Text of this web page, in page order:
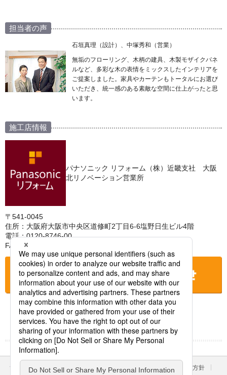
担当者の声
石垣真理（設計）、中塚秀和（営業）
無垢のフローリング、木柄の建具、木製モザイクパネ
ルなど、多彩な木の表情をミックスしたインテリアを
ご提案しました。家具やカーテンもトータルにお選び
いただき、統一感のある素敵な空間に仕上がったと思
います。
施工店情報
パナソニック リフォーム（株）近畿支社 大阪
北リノベーション営業所
〒541-0045
住所：大阪府大阪市中央区道修町2丁目6-6塩野日生ビル4階
電話：0120-8746-00
FAX：
お店に電話をする
サイトのご利用にあたって クッキーポリシー
個人情報保護方針